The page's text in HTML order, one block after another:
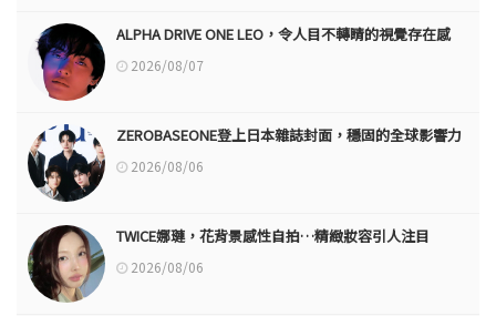
ALPHA DRIVE ONE LEO，令人目不轉睛的視覺存在感
2026/08/07
ZEROBASEONE登上日本雜誌封面，穩固的全球影響力
2026/08/06
TWICE娜璉，花背景感性自拍…精緻妝容引人注目
2026/08/06